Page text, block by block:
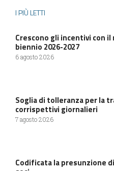
I PIÙ LETTI
Crescono gli incentivi con il
biennio 2026-2027
6 agosto 2026
Soglia di tolleranza per la
corrispettivi giornalieri
7 agosto 2026
Codificata la presunzione